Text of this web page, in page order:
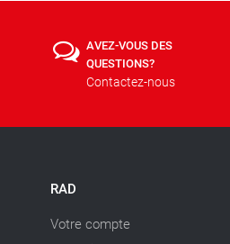
AVEZ-VOUS DES
QUESTIONS?
Contactez-nous
RAD
Votre compte